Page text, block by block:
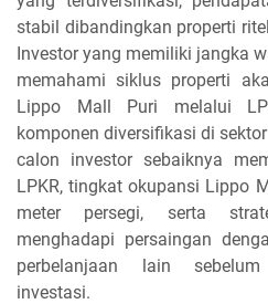
stabil dibandingkan properti
Investor yang memiliki jangka
memahami siklus properti
Lippo Mall Puri melalui
komponen diversifikasi di
calon investor sebaiknya
LPKR, tingkat okupansi Lippo
meter persegi, serta
menghadapi persaingan
perbelanjaan lain
investasi.